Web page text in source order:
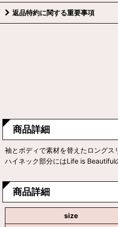
返品特約に関する重要事項
商品詳細
袖とボディで素材を替えたロングス
ハイネック部分にはLife is Beautiful
商品詳細
size